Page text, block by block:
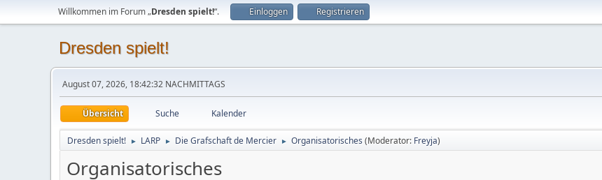
Willkommen im Forum „Dresden spielt!“. Einloggen Registrieren
Dresden spielt!
August 07, 2026, 18:42:32 NACHMITTAGS
Übersicht Suche Kalender
Dresden spielt! ► LARP ► Die Grafschaft de Mercier ► Organisatorisches (Moderator: Freyja)
Organisatorisches